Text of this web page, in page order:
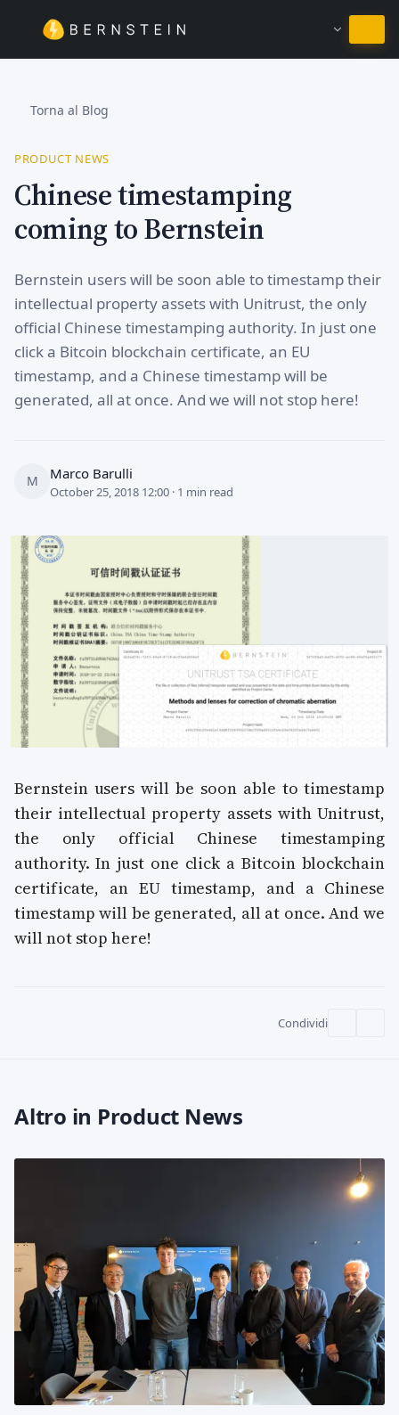
Resta in Italiano
Torna al Blog
PRODUCT NEWS
Chinese timestamping
coming to Bernstein
Bernstein users will be soon able to timestamp their
intellectual property assets with Unitrust, the only
official Chinese timestamping authority. In just one
click a Bitcoin blockchain certificate, an EU
timestamp, and a Chinese timestamp will be
generated, all at once. And we will not stop here!
M Marco Barulli
October 25, 2018 12:00 · 1 min read
Bernstein users will be soon able to timestamp
their intellectual property assets with Unitrust,
the only official Chinese timestamping
authority. In just one click a Bitcoin blockchain
certificate, an EU timestamp, and a Chinese
timestamp will be generated, all at once. And we
will not stop here!
Condividi
Altro in Product News